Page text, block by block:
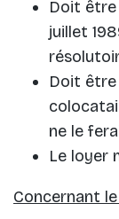
Doit être
juillet
Doit être
ne le
Le loyer
Concernant